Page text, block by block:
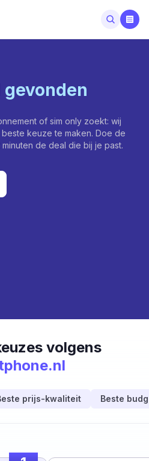
of sim only zoekt: wij
keuze te maken. Doe de
de deal die bij je past.
volgens
prijs-kwaliteit Beste